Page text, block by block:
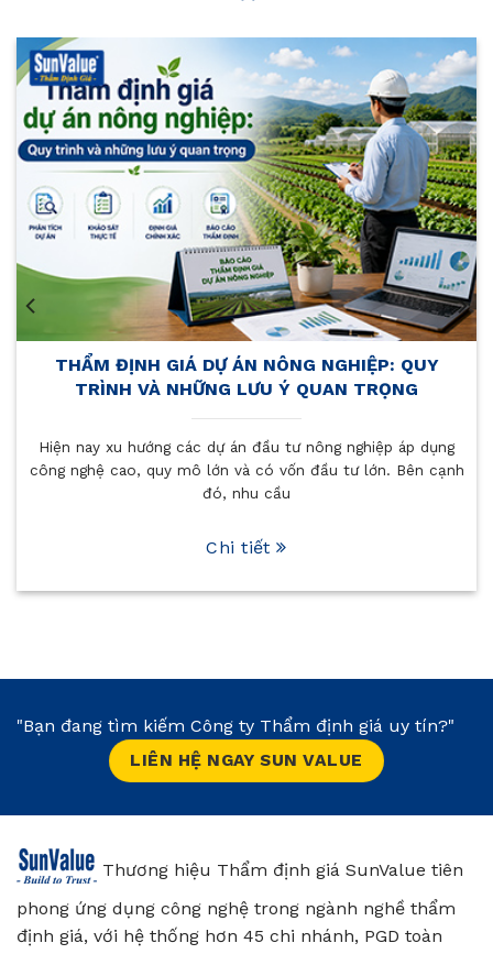
QUY
TRỌNG
áp dụng
lớn. Bên cạnh
KINH NGHIỆM THẨM ĐỊNH GIÁ
KHÁCH SẠN GIÚP TỐI ƯU GIÁ
Khi chủ doanh nghiệp cần định giá nhà
phục vụ các mục đích như vay vốn ngân
"Bạn đang tìm kiếm Công ty Thẩm định giá uy tín?"
LIÊN HỆ NGAY SUN VALUE
Thương hiệu Thẩm định giá SunValue tiên
phong ứng dụng công nghệ trong ngành nghề thẩm
định giá, với hệ thống hơn 45 chi nhánh, PGD toàn